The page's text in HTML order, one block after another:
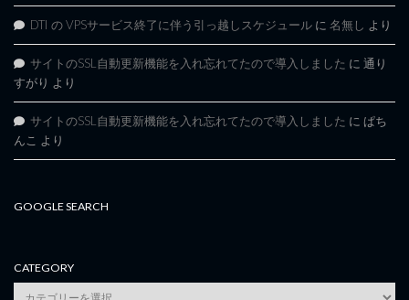
DTI の VPSサービス終了に伴う引っ越しスケジュール に 名無し より
サイトのSSL自動更新機能を入れ忘れてたので導入しました に 通り
すがり より
サイトのSSL自動更新機能を入れ忘れてたので導入しました に ぱち
んこ より
GOOGLE SEARCH
CATEGORY
category